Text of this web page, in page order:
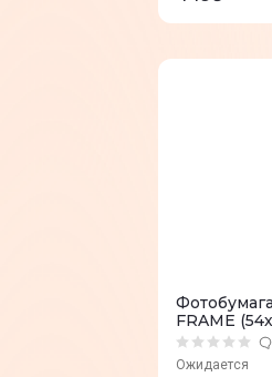
FRAME
Ожидается